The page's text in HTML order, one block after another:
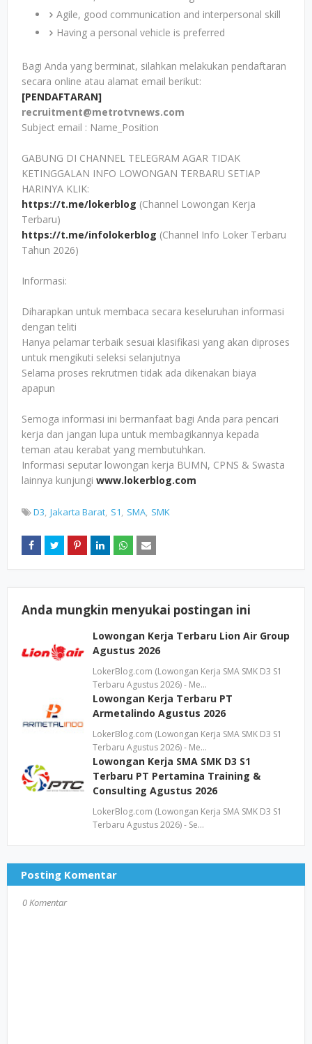
Agile, good communication and interpersonal skill
Having a personal vehicle is preferred
Bagi Anda yang berminat, silahkan melakukan pendaftaran
secara online atau alamat email berikut:
[PENDAFTARAN]
recruitment@metrotvnews.com
Subject email : Name_Position
GABUNG DI CHANNEL TELEGRAM AGAR TIDAK
KETINGGALAN INFO LOWONGAN TERBARU SETIAP
HARINYA KLIK:
https://t.me/lokerblog (Channel Lowongan Kerja
Terbaru)
https://t.me/infolokerblog (Channel Info Loker Terbaru
Tahun 2026)
Informasi:
Diharapkan untuk membaca secara keseluruhan informasi
dengan teliti
Hanya pelamar terbaik sesuai klasifikasi yang akan diproses
untuk mengikuti seleksi selanjutnya
Selama proses rekrutmen tidak ada dikenakan biaya
apapun
Semoga informasi ini bermanfaat bagi Anda para pencari
kerja dan jangan lupa untuk membagikannya kepada
teman atau kerabat yang membutuhkan.
Informasi seputar lowongan kerja BUMN, CPNS & Swasta
lainnya kunjungi www.lokerblog.com
D3 Jakarta Barat S1 SMA SMK
Anda mungkin menyukai postingan ini
Lowongan Kerja Terbaru Lion Air Group
Agustus 2026
LokerBlog.com (Lowongan Kerja SMA SMK D3 S1
Terbaru Agustus 2026) - Me…
Lowongan Kerja Terbaru PT
Armetalindo Agustus 2026
LokerBlog.com (Lowongan Kerja SMA SMK D3 S1
Terbaru Agustus 2026) - Me…
Lowongan Kerja SMA SMK D3 S1
Terbaru PT Pertamina Training &
Consulting Agustus 2026
LokerBlog.com (Lowongan Kerja SMA SMK D3 S1
Terbaru Agustus 2026) - Se…
Posting Komentar
0 Komentar